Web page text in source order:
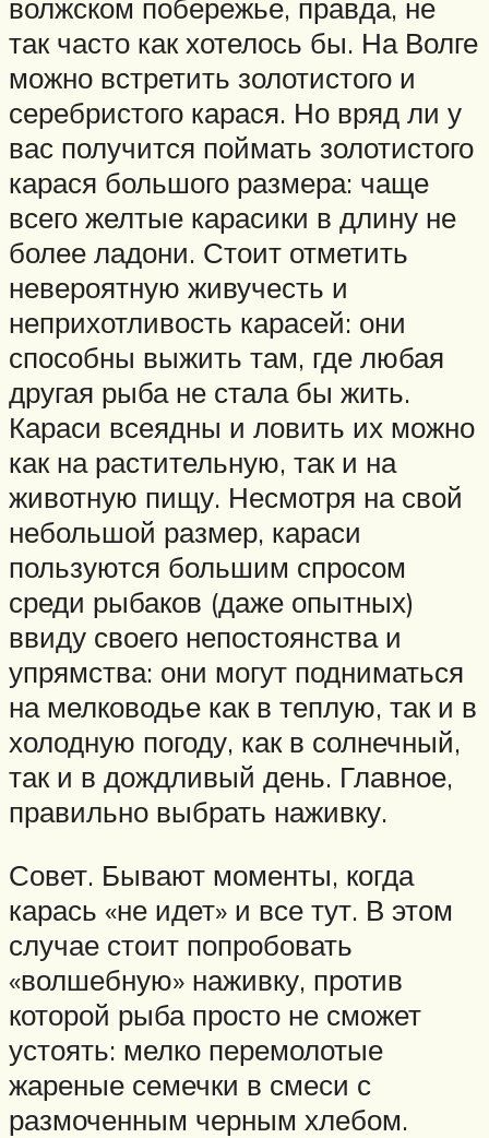
волжском побережье, правда, не
так часто как хотелось бы. На Волге
можно встретить золотистого и
серебристого карася. Но вряд ли у
вас получится поймать золотистого
карася большого размера: чаще
всего желтые карасики в длину не
более ладони. Стоит отметить
невероятную живучесть и
неприхотливость карасей: они
способны выжить там, где любая
другая рыба не стала бы жить.
Караси всеядны и ловить их можно
как на растительную, так и на
животную пищу. Несмотря на свой
небольшой размер, караси
пользуются большим спросом
среди рыбаков (даже опытных)
ввиду своего непостоянства и
упрямства: они могут подниматься
на мелководье как в теплую, так и в
холодную погоду, как в солнечный,
так и в дождливый день. Главное,
правильно выбрать наживку.
Совет. Бывают моменты, когда
карась «не идет» и все тут. В этом
случае стоит попробовать
«волшебную» наживку, против
которой рыба просто не сможет
устоять: мелко перемолотые
жареные семечки в смеси с
размоченным черным хлебом.